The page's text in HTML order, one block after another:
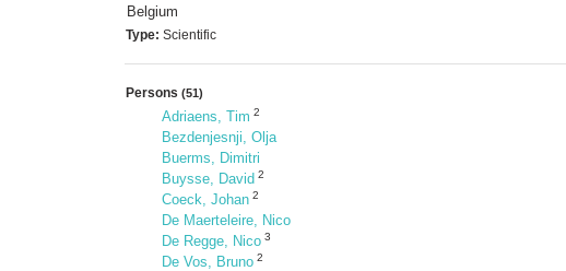
Belgium
Type: Scientific
Persons (51)
Adriaens, Tim 2
Bezdenjesnji, Olja
Buerms, Dimitri
Buysse, David 2
Coeck, Johan 2
De Maerteleire, Nico
De Regge, Nico 3
De Vos, Bruno 2